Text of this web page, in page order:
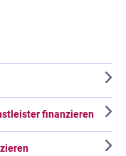
finanzieren